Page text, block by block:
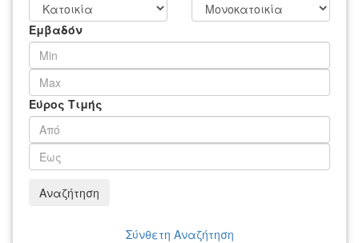
Εμβαδόν
Εύρος Τιμής
Αναζήτηση
Σύνθετη Αναζήτηση